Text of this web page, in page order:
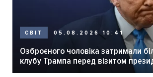
СВІТ 05.08.2026 10:41
Озброєного чоловіка затримали
клубу Трампа перед візитом